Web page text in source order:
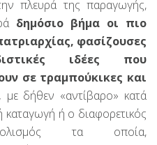
πλευρά της παραγωγής,
δημόσιο βήμα οι πιο
φασίζουσες
ιδέες που
σε τραμπούκικες και
με δήθεν «αντίβαρο» κατά
καταγωγή ή ο διαφορετικός
τα οποία,